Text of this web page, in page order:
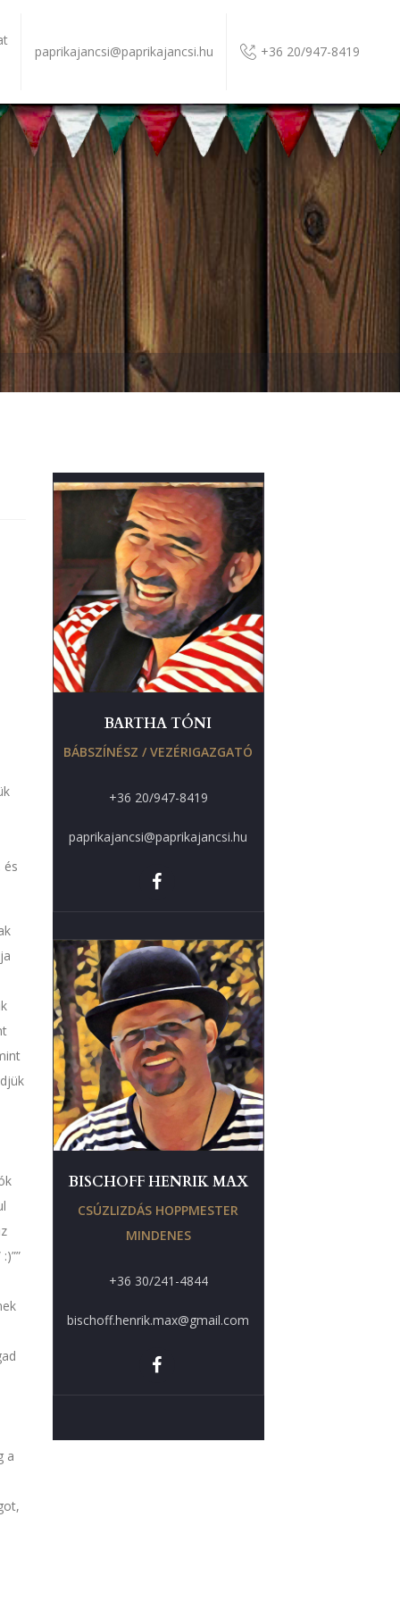
paprikajancsi@paprikajancsi.hu +36 20/947-8419
és
a
BARTHA TÓNI
BÁBSZÍNÉSZ / VEZÉRIGAZGATÓ
+36 20/947-8419
paprikajancsi@paprikajancsi.hu
BISCHOFF HENRIK MAX
CSÚZLIZDÁS HOPPMESTER
MINDENES
+36 30/241-4844
bischoff.henrik.max@gmail.com